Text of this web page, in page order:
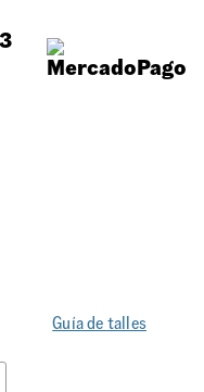
Guía de talles